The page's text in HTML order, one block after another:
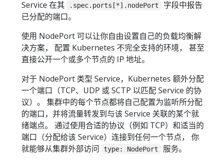
Service 在其
.spec.ports[*].nodePort
字段中报告
已分配的端口。
使用 NodePort 可以让你自由设置自己的负载均衡解
决方案， 配置 Kubernetes 不完全支持的环境， 甚至
直接公开一个或多个节点的 IP 地址。
对于 NodePort 类型 Service，Kubernetes 额外分配
一个端口（TCP、UDP 或 SCTP 以匹配 Service 的协
议）。 集群中的每个节点都将自己配置为监听所分配
的端口，并将流量转发到与该 Service 关联的某个就
绪端点。 通过使用合适的协议（例如 TCP）和适当的
端口（分配给该 Service）连接到任何一个节点， 你
就能够从集群外部访问
type: NodePort 服务。